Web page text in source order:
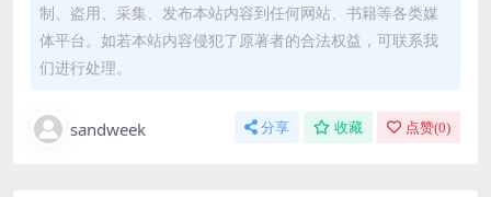
制、盗用、采集、发布本站内容到任何网站、书籍等各类媒
体平台。如若本站内容侵犯了原著者的合法权益，可联系我
们进行处理。
sandweek 分享 收藏 点赞(0)